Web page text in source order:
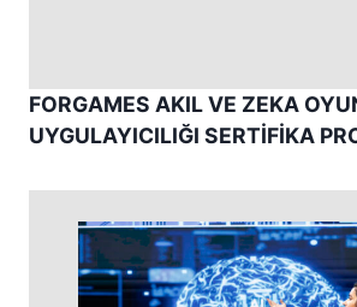
FORGAMES AKIL VE ZEKA
UYGULAYICILIĞI SERTİFİKA